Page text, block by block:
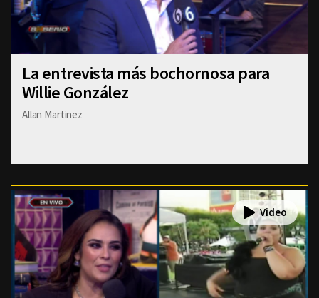
La entrevista más bochornosa para
Willie González
Allan Martinez